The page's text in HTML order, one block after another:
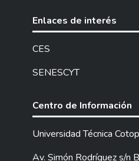
Enlaces de interés
CES
SENESCYT
Centro de Información
Universidad Técnica
Av. Simón Rodríguez s/n